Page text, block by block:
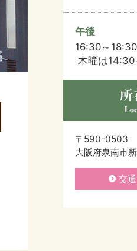
午後
16:30～18:30
木曜は14:30
〒590-0503
大阪府泉南市
交